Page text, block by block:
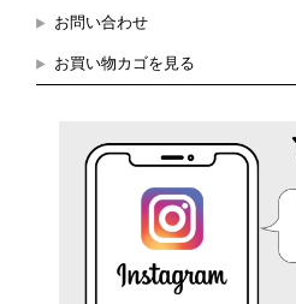
お問い合わせ
お買い物カゴを見る